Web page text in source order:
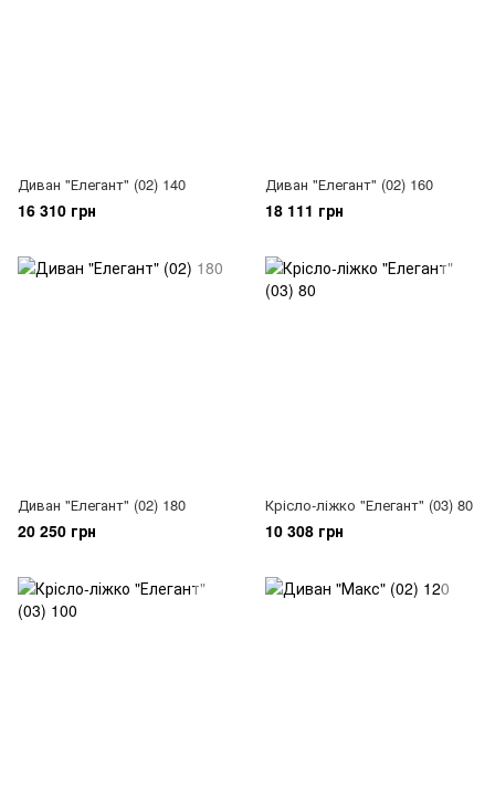
Диван "Елегант" (02) 140
16 310 грн
Диван "Елегант" (02) 160
18 111 грн
Диван "Елегант" (02) 180
20 250 грн
Крісло-ліжко "Елегант" (03) 80
10 308 грн